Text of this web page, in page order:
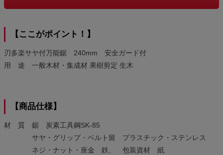
【ここがポイント！】
刃多楽サヤ付万能鋸 240mm 安全ガード付
用 途 一般木材・集成材 果樹剪定 生木
【商品仕様】
材 質 鋸 炭素工具鋼SK-85
サヤ・グリップ・ベルト留 プラスチック・ステンレス
ネジ・ナット・座金 鉄、 包装資材 紙